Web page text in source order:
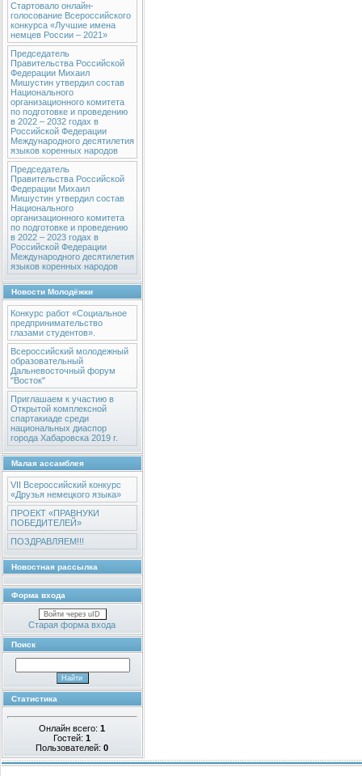
Стартовало онлайн-
голосование Всероссийского
конкурса «Лучшие имена
немцев России – 2021»
Председатель
Правительства Российской
Федерации Михаил
Мишустин утвердил состав
Национального
организационного комитета
по подготовке и проведению
в 2022 – 2032 годах в
Российской Федерации
Международного десятилетия
языков коренных народов
Председатель
Правительства Российской
Федерации Михаил
Мишустин утвердил состав
Национального
организационного комитета
по подготовке и проведению
в 2022 – 2023 годах в
Российской Федерации
Международного десятилетия
языков коренных народов
Новости Молодёжки
Конкурс работ «Социальное
предпринимательство
глазами студентов».
Всероссийский молодежный
образовательный
Дальневосточный форум
"Восток"
Приглашаем к участию в
Открытой комплексной
спартакиаде среди
национальных диаспор
города Хабаровска 2019 г.
Малая ассамблея
VII Всероссийский конкурс
«Друзья немецкого языка»
ПРОЕКТ «ПРАВНУКИ
ПОБЕДИТЕЛЕЙ»
ПОЗДРАВЛЯЕМ!!!
Новостная рассылка
Форма входа
Войти через uID
Старая форма входа
Поиск
Статистика
Онлайн всего:1
Гостей:1
Пользователей:0